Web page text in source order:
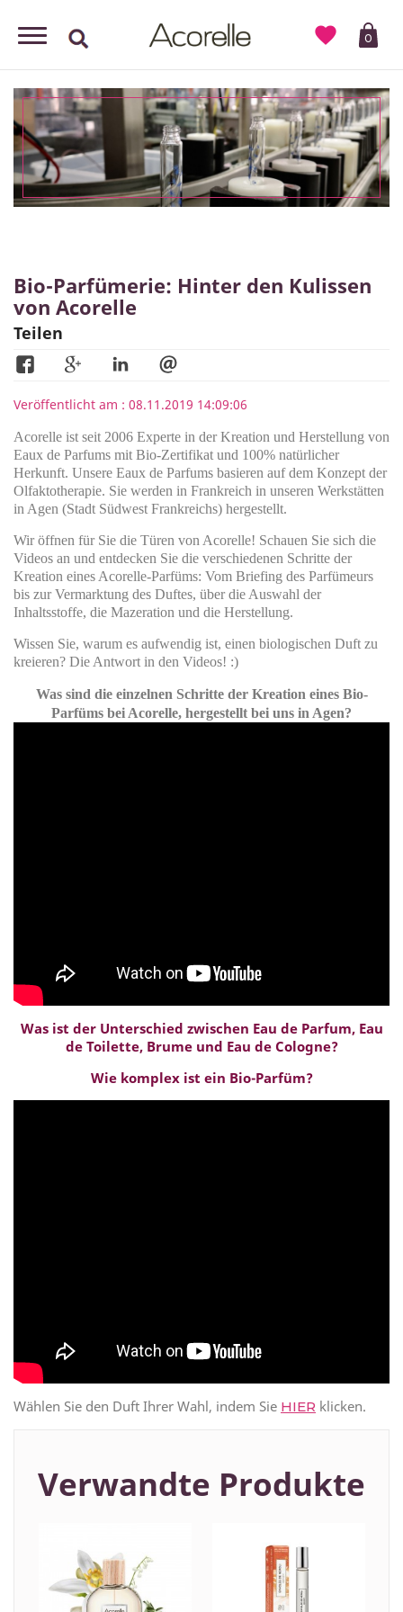
0

Bio-Parfümerie: Hinter den Kulissen
von Acorelle
Teilen
Veröffentlicht am : 08.11.2019 14:09:06
Acorelle ist seit 2006 Experte in der Kreation und Herstellung von
Eaux de Parfums mit Bio-Zertifikat und 100% natürlicher
Herkunft. Unsere Eaux de Parfums basieren auf dem Konzept der
Olfaktotherapie. Sie werden in Frankreich in unseren Werkstätten
in Agen (Stadt Südwest Frankreichs) hergestellt.
Wir öffnen für Sie die Türen von Acorelle! Schauen Sie sich die
Videos an und entdecken Sie die verschiedenen Schritte der
Kreation eines Acorelle-Parfüms: Vom Briefing des Parfümeurs
bis zur Vermarktung des Duftes, über die Auswahl der
Inhaltsstoffe, die Mazeration und die Herstellung.
Wissen Sie, warum es aufwendig ist, einen biologischen Duft zu
kreieren? Die Antwort in den Videos! :)
Was sind die einzelnen Schritte der Kreation eines Bio-
Parfüms bei Acorelle, hergestellt bei uns in Agen?
Was ist der Unterschied zwischen Eau de Parfum, Eau
de Toilette, Brume und Eau de Cologne?
Wie komplex ist ein Bio-Parfüm?
Wählen Sie den Duft Ihrer Wahl, indem Sie HIER klicken.
Verwandte Produkte